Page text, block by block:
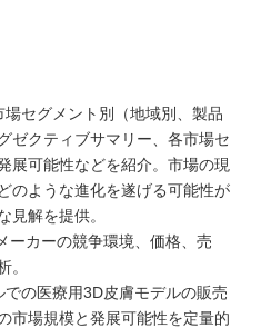
セグメント別（地域別、製品
ゼクティブサマリー、各市場セ
展可能性などを紹介。市場の現
のような進化を遂げる可能性が
見解を提供。
ーカーの競争環境、価格、売
。
の医療用3D皮膚モデルの販売
市場規模と発展可能性を定量的